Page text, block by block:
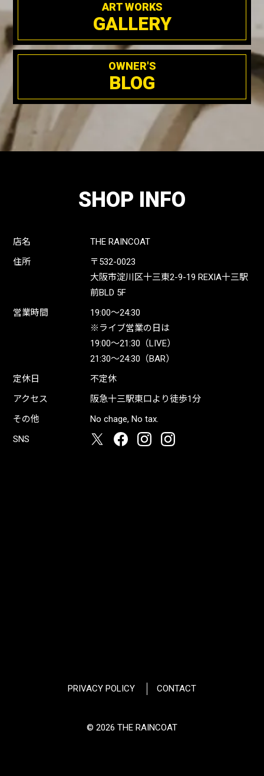
ART WORKS
GALLERY
OWNER'S
BLOG
SHOP INFO
店名
THE RAINCOAT
住所
〒532-0023
大阪市淀川区十三東2-9-19 REXIA十三駅
前BLD 5F
営業時間
19:00〜24:30
※ライブ営業の日は
19:00〜21:30（LIVE）
21:30〜24:30（BAR）
定休日
不定休
アクセス
阪急十三駅東口より徒歩1分
その他
No chage, No tax.
SNS
PRIVACY POLICY CONTACT
© 2026 THE RAINCOAT